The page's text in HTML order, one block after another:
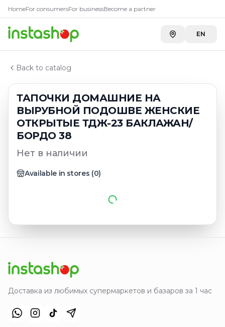
HomeFor consumersFor businessBecome a partner
EN
Back to catalog
ТАПОЧКИ ДОМАШНИЕ НА
ВЫРУБНОЙ ПОДОШВЕ ЖЕНСКИЕ
ОТКРЫТЫЕ ТДЖ-23 БАКЛАЖАН/
БОРДО 38
Нет в наличии
Available in stores (0)
Главная
Каталог
Обувь
ТАПОЧКИ ДОМАШНИЕ НА ВЫРУБНОЙ ПОДОШВЕ
Доставка из любимых супермаркетов и базаров за 1 час